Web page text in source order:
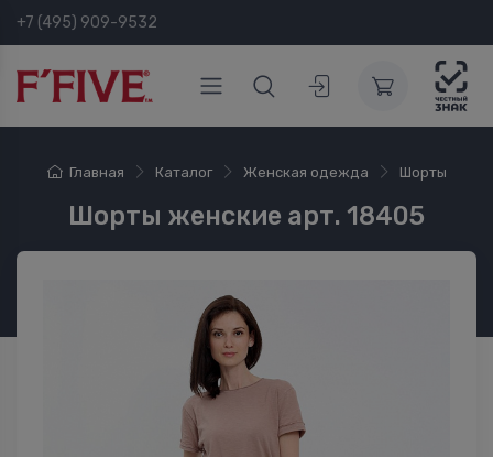
+7 (495) 909-9532
Главная Каталог Женская одежда Шорты
Шорты женские арт. 18405